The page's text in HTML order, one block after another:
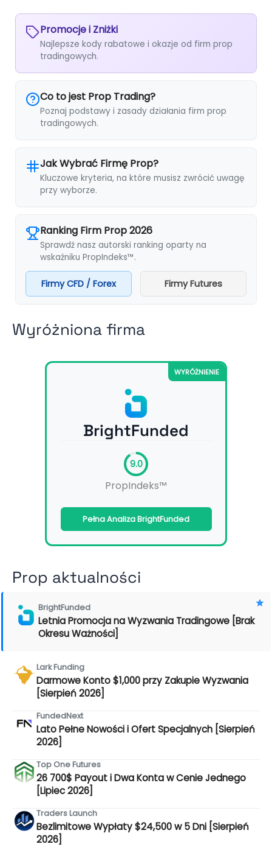
Promocje i Zniżki
Najlepsze kody rabatowe i okazje od firm prop
tradingowych.
Co to jest Prop Trading?
Poznaj podstawy i zasady działania firm prop
tradingowych.
Jak Wybrać Firmę Prop?
Kluczowe kryteria, na które musisz zwrócić uwagę
przy wyborze.
Ranking Firm Prop 2026
Sprawdź nasz autorski ranking oparty na
wskaźniku PropIndeks™.
Firmy CFD / Forex Firmy Futures
Wyróżniona firma
WYRÓŻNIENIE
BrightFunded
9.0
PropIndeks™
Pełna Analiza BrightFunded
Prop aktualności
BrightFunded
Letnia Promocja na Wyzwania Tradingowe [Brak
Okresu Ważności]
Lark Funding
Darmowe Konto $1,000 przy Zakupie Wyzwania
[Sierpień 2026]
FundedNext
Lato Pełne Nowości i Ofert Specjalnych [Sierpień
2026]
Top One Futures
26 700$ Payout i Dwa Konta w Cenie Jednego
[Lipiec 2026]
Traders Launch
Bezlimitowe Wypłaty $24,500 w 5 Dni [Sierpień
2026]